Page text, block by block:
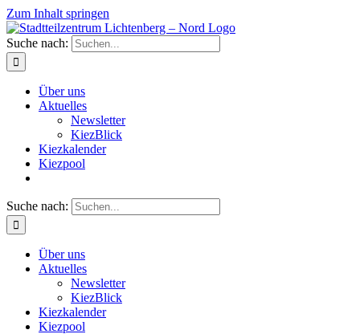
Zum Inhalt springen
Suche nach:
Über uns
Aktuelles
Newsletter
KiezBlick
Kiezkalender
Kiezpool
Suche nach:
Über uns
Aktuelles
Newsletter
KiezBlick
Kiezkalender
Kiezpool